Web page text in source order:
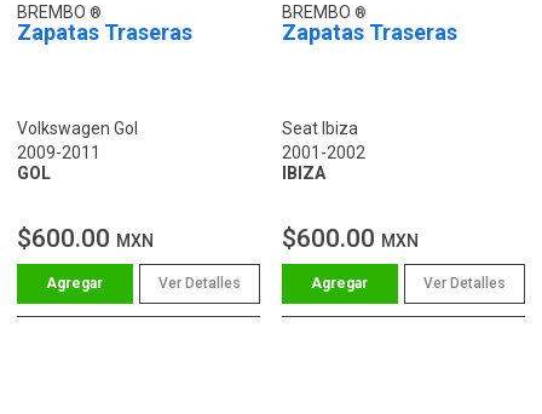
BREMBO
Zapatas Traseras
Volkswagen Gol
2009-2011
GOL
$600.00 MXN
Ver Detalles
BREMBO
Zapatas Traseras
Seat Ibiza
2001-2002
IBIZA
$600.00 MXN
Ver Detalles